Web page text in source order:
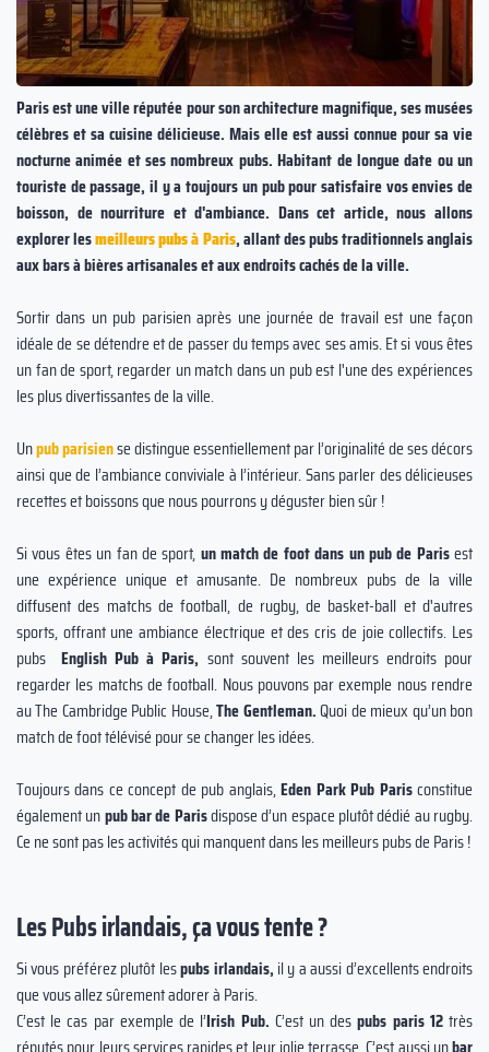
Paris est une ville réputée pour son architecture magnifique, ses musées
célèbres et sa cuisine délicieuse. Mais elle est aussi connue pour sa vie
nocturne animée et ses nombreux pubs. Habitant de longue date ou un
touriste de passage, il y a toujours un pub pour satisfaire vos envies de
boisson, de nourriture et d'ambiance. Dans cet article, nous allons
explorer lesmeilleurs pubs à Paris, allant des pubs traditionnels anglais
aux bars à bières artisanales et aux endroits cachés de la ville.
Sortir dans un pub parisien après une journée de travail est une façon
idéale de se détendre et de passer du temps avec ses amis. Et si vous êtes
un fan de sport, regarder un match dans un pub est l'une des expériences
les plus divertissantes de la ville.
Unpub parisiense distingue essentiellement par l’originalité de ses décors
ainsi que de l’ambiance conviviale à l’intérieur. Sans parler des délicieuses
recettes et boissons que nous pourrons y déguster bien sûr !
Si vous êtes un fan de sport, un match de foot dans un pub de Parisest
une expérience unique et amusante. De nombreux pubs de la ville
diffusent des matchs de football, de rugby, de basket-ball et d'autres
sports, offrant une ambiance électrique et des cris de joie collectifs. Les
pubsEnglish Pub à Paris, sont souvent les meilleurs endroits pour
regarder les matchs de football. Nous pouvons par exemple nous rendre
au The Cambridge Public House,The Gentleman.Quoi de mieux qu’un bon
match de foot télévisé pour se changer les idées.
Toujours dans ce concept de pub anglais,Eden Park Pub Parisconstitue
également unpub bar de Parisdispose d’un espace plutôt dédié au rugby.
Ce ne sont pas les activités qui manquent dans les meilleurs pubs de Paris !
Les Pubs irlandais, ça vous tente ?
Si vous préférez plutôt lespubs irlandais, il y a aussi d’excellents endroits
que vous allez sûrement adorer à Paris.
C’est le cas par exemple de l’Irish Pub. C’est un despubs paris 12très